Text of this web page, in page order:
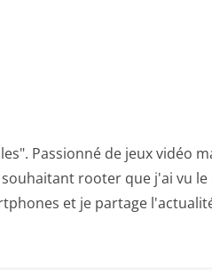
Passionné de jeux vidéo
rooter que j'ai vu le
et je partage